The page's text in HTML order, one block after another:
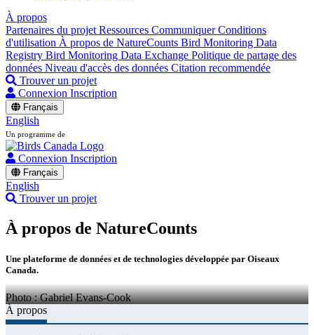
À propos
Partenaires du projet Ressources CommuniquerConditions
d'utilisation À propos de NatureCounts Bird Monitoring Data
Registry Bird Monitoring Data Exchange Politique de partage des
données Niveau d'accès des données Citation recommendée
Trouver un projet
Connexion Inscription
Français
English
Un programme de
Connexion Inscription
Français
English
Trouver un projet
À propos de NatureCounts
Une plateforme de données et de technologies développée par Oiseaux
Canada.
Photo : Gabriel Evans-Cook
À propos